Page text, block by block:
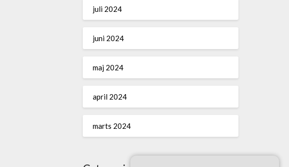
juli 2024
juni 2024
maj 2024
april 2024
marts 2024